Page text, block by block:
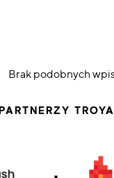
Brak podobnych
PARTNERZY